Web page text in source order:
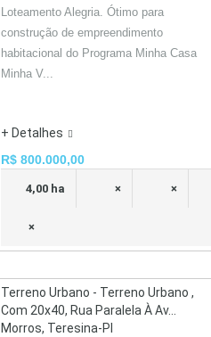
Loteamento Alegria. Ótimo para
construção de empreendimento
habitacional do Programa Minha Casa
Minha V...
+ Detalhes
R$ 800.000,00
4,00 ha × ×
×
Terreno Urbano - Terreno Urbano ,
Com 20x40, Rua Paralela À Av...
Morros, Teresina-PI